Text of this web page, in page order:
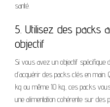
santé.
5. Utilisez des packs
objectif
Si vous avez un objectif spécifique
d’acquérir des packs clés en
kg ou même 10 kg, ces packs
une alimentation cohérente sur des